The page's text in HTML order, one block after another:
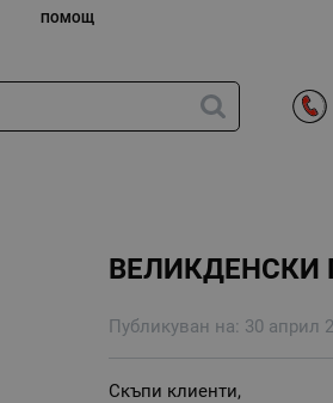
ПОМОЩ
ВЕЛИКДЕНСКИ
Публикуван на: 30 април
Скъпи клиенти,